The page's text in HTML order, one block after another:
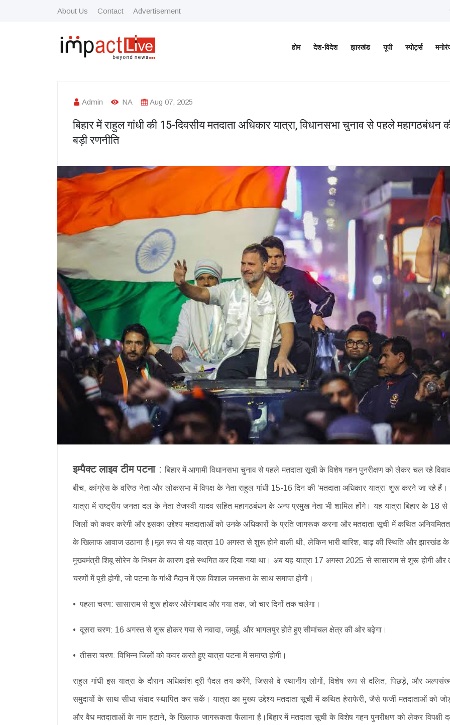
About Us Contact Advertisement
होम देश-विदेश झारखंड यूपी स्पोर्ट्स
Admin NA Aug 07, 2025
बिहार में राहुल गांधी की 15-दिवसीय मतदाता अधिकार यात्रा, विधानसभा चुनाव से पहले महागठबंधन
बड़ी रणनीति
इम्पैक्ट लाइव टीम पटना : बिहार में आगामी विधानसभा चुनाव से पहले मतदाता सूची के विशेष गहन पुनरीक्षण को लेकर चल रहे
बीच, कांग्रेस के वरिष्ठ नेता और लोकसभा में विपक्ष के नेता राहुल गांधी 15-16 दिन की ‘मतदाता अधिकार यात्रा’ शुरू करने जा रहे
यात्रा में राष्ट्रीय जनता दल के नेता तेजस्वी यादव सहित महागठबंधन के अन्य प्रमुख नेता भी शामिल होंगे। यह यात्रा बिहार के 18 से
जिलों को कवर करेगी और इसका उद्देश्य मतदाताओं को उनके अधिकारों के प्रति जागरूक करना और मतदाता सूची में कथित
के खिलाफ आवाज उठाना है।मूल रूप से यह यात्रा 10 अगस्त से शुरू होने वाली थी, लेकिन भारी बारिश, बाढ़ की स्थिति और झारखंड के
मुख्यमंत्री शिबू सोरेन के निधन के कारण इसे स्थगित कर दिया गया था। अब यह यात्रा 17 अगस्त 2025 से सासाराम से शुरू होगी और
चरणों में पूरी होगी, जो पटना के गांधी मैदान में एक विशाल जनसभा के साथ समाप्त होगी।
• पहला चरण: सासाराम से शुरू होकर औरंगाबाद और गया तक, जो चार दिनों तक चलेगा।
• दूसरा चरण: 16 अगस्त से शुरू होकर गया से नवादा, जमुई, और भागलपुर होते हुए सीमांचल क्षेत्र की ओर बढ़ेगा।
• तीसरा चरण: विभिन्न जिलों को कवर करते हुए यात्रा पटना में समाप्त होगी।
राहुल गांधी इस यात्रा के दौरान अधिकांश दूरी पैदल तय करेंगे, जिससे वे स्थानीय लोगों, विशेष रूप से दलित, पिछड़े, और
समुदायों के साथ सीधा संवाद स्थापित कर सकें। यात्रा का मुख्य उद्देश्य मतदाता सूची में कथित हेराफेरी, जैसे फर्जी मतदाताओं को
और वैध मतदाताओं के नाम हटाने, के खिलाफ जागरूकता फैलाना है।बिहार में मतदाता सूची के विशेष गहन पुनरीक्षण को लेकर विपक्षी